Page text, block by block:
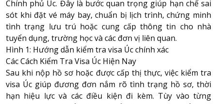
Chính phủ Úc. Đây là bước quan trọng giúp hạn chế sai
sót khi đặt vé máy bay, chuẩn bị lịch trình, chứng minh
tình trạng lưu trú hoặc cung cấp thông tin cho nhà
tuyển dụng, trường học và các đơn vị liên quan.
Hình 1: Hướng dẫn kiểm tra visa Úc chính xác
Các Cách Kiểm Tra Visa Úc Hiện Nay
Sau khi nộp hồ sơ hoặc được cấp thị thực, việc kiểm tra
visa Úc giúp đương đơn nắm rõ tình trạng hồ sơ, thời
hạn hiệu lực và các điều kiện đi kèm. Tùy vào từng